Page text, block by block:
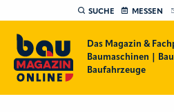
SUCHE MESSEN
Das Magazin &
Baumaschinen |
Baufahrzeuge